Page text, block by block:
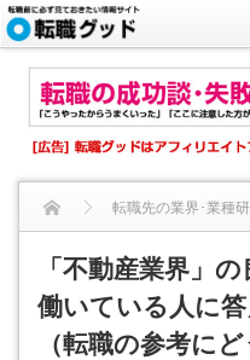
転職先の業界･業種
「不動産業界
「不動産業界」
働いている人に
（転職の参考にど